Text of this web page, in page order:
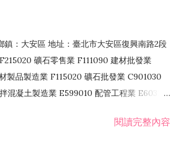
：大安區 地址：臺北市大安區復興南路2段
礦石零售業 F111090 建材批發業
製品製造業 F115020 礦石批發業 C901030
混凝土製造業 E599010 配管工程業 E603110
用品批發業 F108031 醫療器材批發業閱讀完整內容